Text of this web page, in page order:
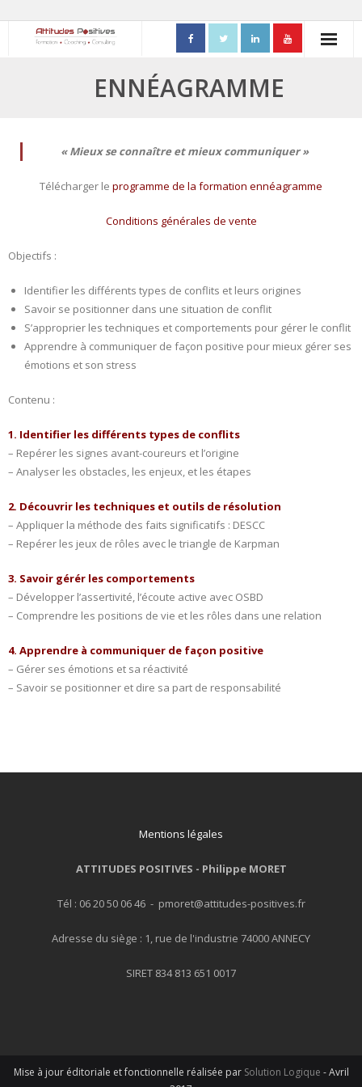
FORMATIONS
- Process Communication
- Adapter sa posture managériale
- Process Vente
- Ennéagramme
- Triangle de Karpman
- Quality Teams
- L'intelligence émotionnelle
COACHING et CONSULTING
- Coaching
- Consulting
BLOG
CONTACT
ENNÉAGRAMME
« Mieux se connaître et mieux communiquer »
Télécharger le programme de la formation ennéagramme
Conditions générales de vente
Objectifs :
Identifier les différents types de conflits et leurs origines
Savoir se positionner dans une situation de conflit
S’approprier les techniques et comportements pour gérer le conflit
Apprendre à communiquer de façon positive pour mieux gérer ses
émotions et son stress
Contenu :
1. Identifier les différents types de conflits
– Repérer les signes avant-coureurs et l’origine
– Analyser les obstacles, les enjeux, et les étapes
2. Découvrir les techniques et outils de résolution
– Appliquer la méthode des faits significatifs : DESCC
– Repérer les jeux de rôles avec le triangle de Karpman
3. Savoir gérér les comportements
– Développer l’assertivité, l’écoute active avec OSBD
– Comprendre les positions de vie et les rôles dans une relation
4. Apprendre à communiquer de façon positive
– Gérer ses émotions et sa réactivité
– Savoir se positionner et dire sa part de responsabilité
Mentions légales
ATTITUDES POSITIVES - Philippe MORET
Tél : 06 20 50 06 46 - pmoret@attitudes-positives.fr
Adresse du siège : 1, rue de l'industrie 74000 ANNECY
SIRET 834 813 651 0017
Mise à jour éditoriale et fonctionnelle réalisée par Solution Logique - Avril